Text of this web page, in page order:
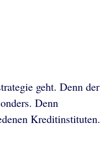
geht. Denn der
Denn
Kreditinstituten.